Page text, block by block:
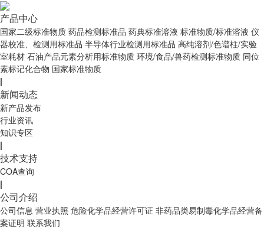
产品中心
国家二级标准物质 药品检测标准品 药典标准溶液 标准物质/标准溶液 仪
器校准、检测用标准品 半导体行业检测用标准品 高纯溶剂/色谱柱/实验
室耗材 石油产品元素分析用标准物质 环境/食品/兽药检测标准物质 同位
素标记化合物 国家标准物质
|
新闻动态
新产品发布
行业资讯
知识专区
|
技术支持
COA查询
|
公司介绍
公司信息 营业执照 危险化学品经营许可证 非药品类易制毒化学品经营备
案证明 联系我们